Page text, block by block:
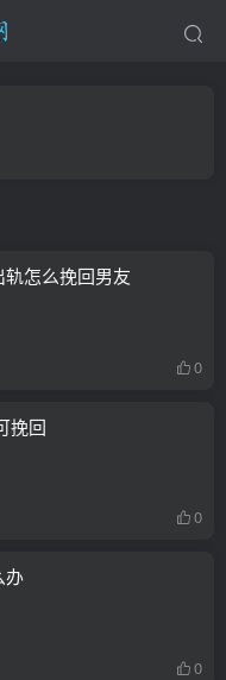
怎么挽回男友
0
挽回
0
办
0